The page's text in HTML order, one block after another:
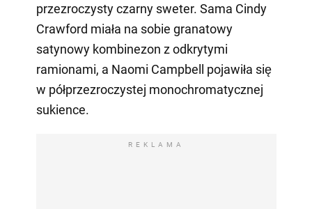
przezroczysty czarny sweter. Sama Cindy
Crawford miała na sobie granatowy
satynowy kombinezon z odkrytymi
ramionami, a Naomi Campbell pojawiła się
w półprzezroczystej monochromatycznej
sukience.
REKLAMA